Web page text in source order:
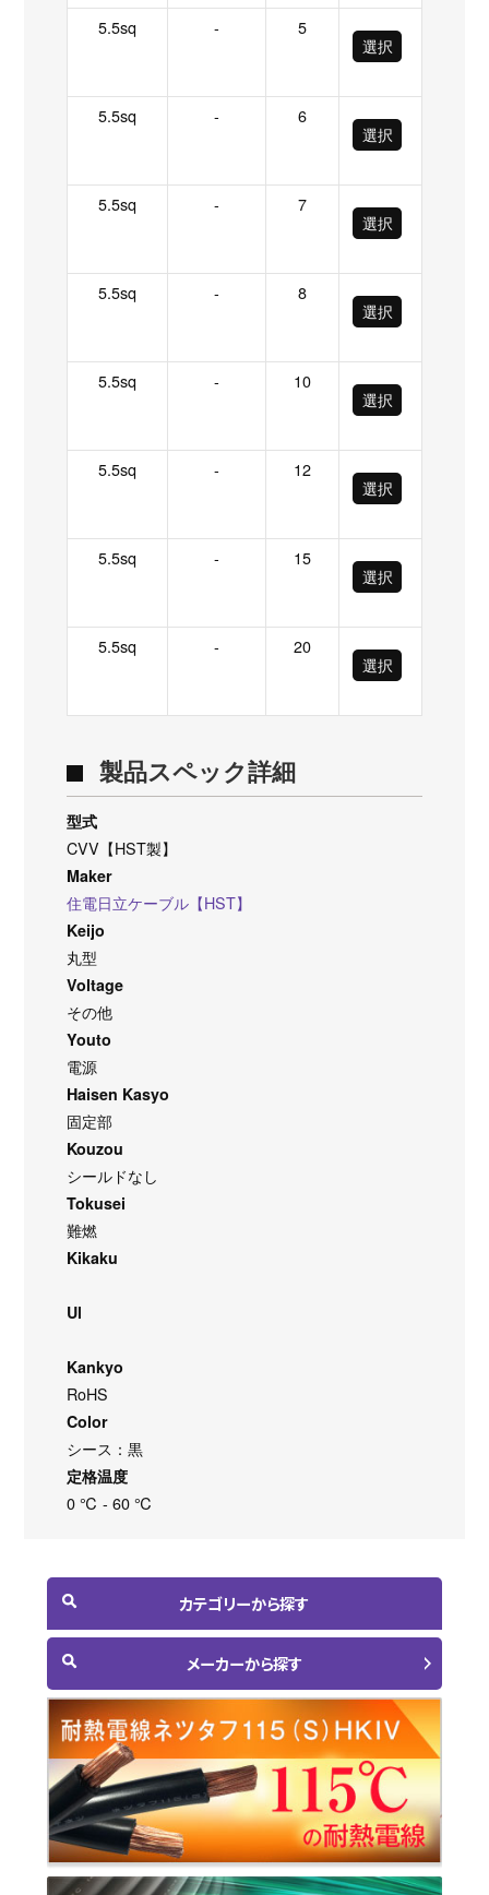
5.5sq -
5
選択
5.5sq -
6
選択
5.5sq -
7
選択
5.5sq -
8
選択
5.5sq -
10
選択
5.5sq -
12
選択
5.5sq -
15
選択
5.5sq -
20
選択
製品スペック詳細
型式
CVV【HST製】
Maker
住電日立ケーブル【HST】
Keijo
丸型
Voltage
その他
Youto
電源
Haisen Kasyo
固定部
Kouzou
シールドなし
Tokusei
難燃
Kikaku
Ul
Kankyo
RoHS
Color
シース：黒
定格温度
0 ℃ - 60 ℃
カテゴリーから探す
メーカーから探す